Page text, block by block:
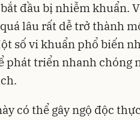
đầu bị nhiễm khuẩn.
lâu rất dễ trở thành
số vi khuẩn phổ biến
phát triển nhanh chóng
có thể gây ngộ độc